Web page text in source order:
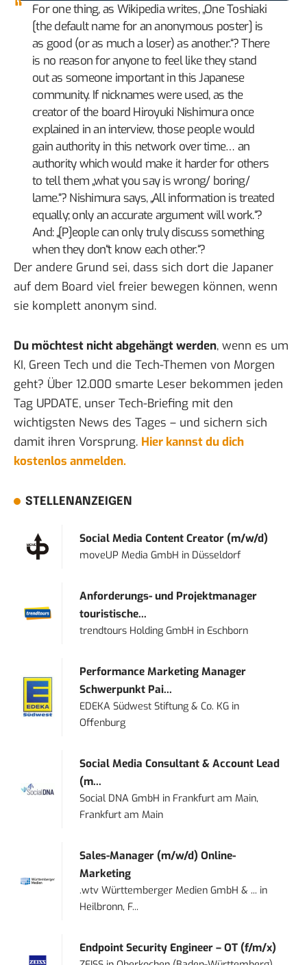
For one thing, as Wikipedia writes, „One Toshiaki
[the default name for an anonymous poster] is
as good (or as much a loser) as another.“? There
is no reason for anyone to feel like they stand
out as someone important in this Japanese
community. If nicknames were used, as the
creator of the board Hiroyuki Nishimura once
explained in an interview, those people would
gain authority in this network over time… an
authority which would make it harder for others
to tell them „what you say is wrong/ boring/
lame.“? Nishimura says, „All information is treated
equally; only an accurate argument will work.“?
And: „[P]eople can only truly discuss something
when they don“t know each other.“?
Der andere Grund sei, dass sich dort die Japaner
auf dem Board viel freier bewegen können, wenn
sie komplett anonym sind.
Du möchtest nicht abgehängt werden, wenn es um
KI, Green Tech und die Tech-Themen von Morgen
geht? Über 12.000 smarte Leser bekommen jeden
Tag UPDATE, unser Tech-Briefing mit den
wichtigsten News des Tages – und sichern sich
damit ihren Vorsprung. Hier kannst du dich
kostenlos anmelden.
STELLENANZEIGEN
Social Media Content Creator (m/w/d)
moveUP Media GmbH in Düsseldorf
Anforderungs- und Projektmanager
touristische...
trendtours Holding GmbH in Eschborn
Performance Marketing Manager
Schwerpunkt Pai...
EDEKA Südwest Stiftung & Co. KG in
Offenburg
Social Media Consultant & Account Lead
(m...
Social DNA GmbH in Frankfurt am Main,
Frankfurt am Main
Sales-Manager (m/w/d) Online-
Marketing
.wtv Württemberger Medien GmbH & ... in
Heilbronn, F...
Endpoint Security Engineer – OT (f/m/x)